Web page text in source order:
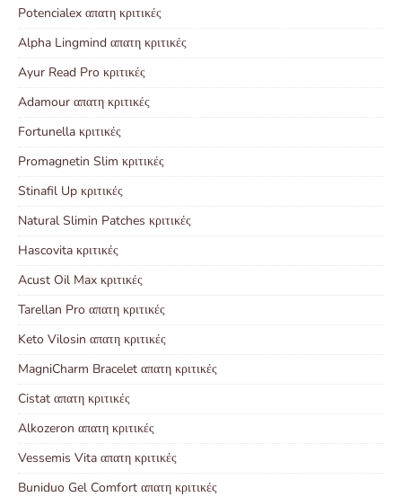
Potencialex απατη κριτικές
Alpha Lingmind απατη κριτικές
Ayur Read Pro κριτικές
Adamour απατη κριτικές
Fortunella κριτικές
Promagnetin Slim κριτικές
Stinafil Up κριτικές
Natural Slimin Patches κριτικές
Hascovita κριτικές
Acust Oil Max κριτικές
Tarellan Pro απατη κριτικές
Keto Vilosin απατη κριτικές
MagniCharm Bracelet απατη κριτικές
Cistat απατη κριτικές
Alkozeron απατη κριτικές
Vessemis Vita απατη κριτικές
Buniduo Gel Comfort απατη κριτικές